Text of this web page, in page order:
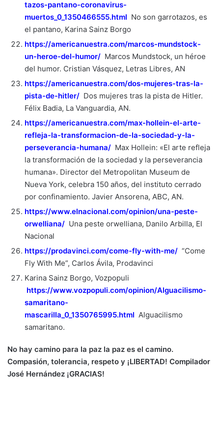
tazos-pantano-coronavirus-
muertos_0_1350466555.html No son garrotazos, es
el pantano, Karina Sainz Borgo
https://americanuestra.com/marcos-mundstock-
un-heroe-del-humor/ Marcos Mundstock, un héroe
del humor. Cristian Vásquez, Letras Libres, AN
https://americanuestra.com/dos-mujeres-tras-la-
pista-de-hitler/ Dos mujeres tras la pista de Hitler.
Félix Badia, La Vanguardia, AN.
https://americanuestra.com/max-hollein-el-arte-
refleja-la-transformacion-de-la-sociedad-y-la-
perseverancia-humana/ Max Hollein: «El arte refleja
la transformación de la sociedad y la perseverancia
humana». Director del Metropolitan Museum de
Nueva York, celebra 150 años, del instituto cerrado
por confinamiento. Javier Ansorena, ABC, AN.
https://www.elnacional.com/opinion/una-peste-
orwelliana/ Una peste orwelliana, Danilo Arbilla, El
Nacional
https://prodavinci.com/come-fly-with-me/ “Come
Fly With Me”, Carlos Ávila, Prodavinci
Karina Sainz Borgo, Vozpopuli
https://www.vozpopuli.com/opinion/Alguacilismo-
samaritano-
mascarilla_0_1350765995.html Alguacilismo
samaritano.
No hay camino para la paz la paz es el camino.
Compasión, tolerancia, respeto y ¡LIBERTAD! Compilador
José Hernández ¡GRACIAS!